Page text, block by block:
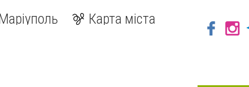
Карта міста